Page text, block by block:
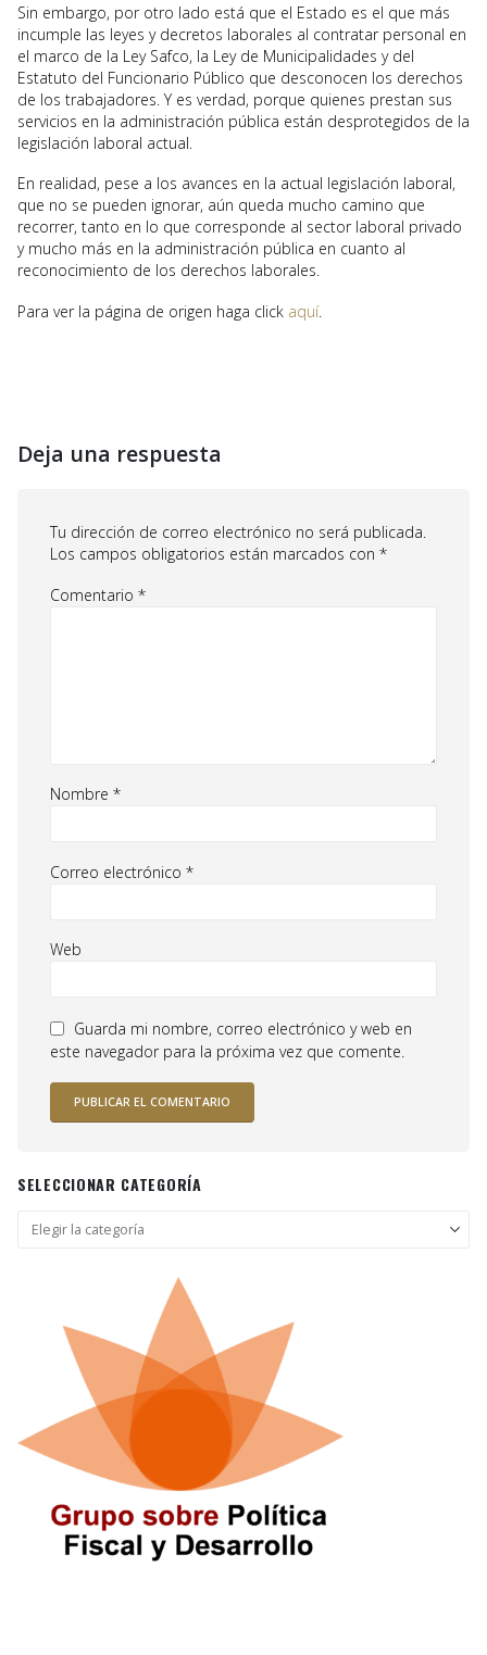
Sin embargo, por otro lado está que el Estado es el que más
incumple las leyes y decretos laborales al contratar personal en
el marco de la Ley Safco, la Ley de Municipalidades y del
Estatuto del Funcionario Público que desconocen los derechos
de los trabajadores. Y es verdad, porque quienes prestan sus
servicios en la administración pública están desprotegidos de la
legislación laboral actual.
En realidad, pese a los avances en la actual legislación laboral,
que no se pueden ignorar, aún queda mucho camino que
recorrer, tanto en lo que corresponde al sector laboral privado
y mucho más en la administración pública en cuanto al
reconocimiento de los derechos laborales.
Para ver la página de origen haga click aquí.
Deja una respuesta
Tu dirección de correo electrónico no será publicada.
Los campos obligatorios están marcados con *
Comentario *
Nombre *
Correo electrónico *
Web
Guarda mi nombre, correo electrónico y web en
este navegador para la próxima vez que comente.
SELECCIONAR CATEGORÍA
Seleccionar
categoría